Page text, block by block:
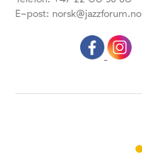
E-post: norsk@jazzforum.no